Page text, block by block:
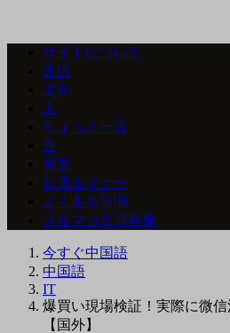
サイトについて
生活
文化
人
ちょっと一言
食
発音
礼儀＆マナー
よくある質問
メルマガ会員募集
今すぐ中国語
中国語
IT
爆買い現場検証！実際に微
【国外】